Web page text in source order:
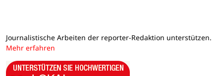
Journalistische Arbeiten der reporter-Redaktion unterstützen.
Mehr erfahren